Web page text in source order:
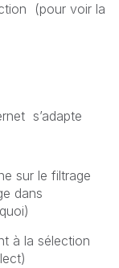
(pour voir la
s’adapte
sur le filtrage
dans
à la sélection